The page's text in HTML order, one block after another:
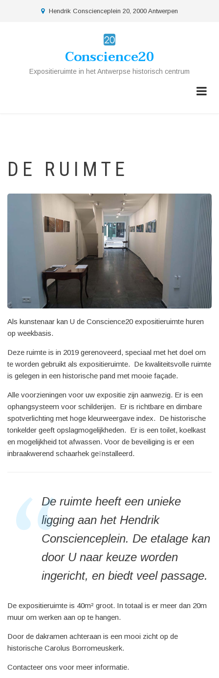
location
Hendrik Conscienceplein 20, 2000 Antwerpen
Conscience20
Expositieruimte in het Antwerpse historisch centrum
DE RUIMTE
Als kunstenaar kan U de Conscience20 expositieruimte huren
op weekbasis.
Deze ruimte is in 2019 gerenoveerd, speciaal met het doel om
te worden gebruikt als expositieruimte. De kwaliteitsvolle ruimte
is gelegen in een historische pand met mooie façade.
Alle voorzieningen voor uw expositie zijn aanwezig. Er is een
ophangsysteem voor schilderijen. Er is richtbare en dimbare
spotverlichting met hoge kleurweergave index. De historische
tonkelder geeft opslagmogelijkheden. Er is een toilet, koelkast
en mogelijkheid tot afwassen. Voor de beveiliging is er een
inbraakwerend schaarhek geïnstalleerd.
De ruimte heeft een unieke
ligging aan het Hendrik
Conscienceplein. De etalage kan
door U naar keuze worden
ingericht, en biedt veel passage.
De expositieruimte is 40m² groot. In totaal is er meer dan 20m
muur om werken aan op te hangen.
Door de dakramen achteraan is een mooi zicht op de
historische Carolus Borromeuskerk.
Contacteer ons voor meer informatie.